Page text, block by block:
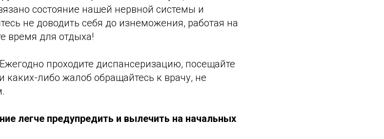
состояние нашей нервной системы и
не доводить себя до изнеможения, работая на
время для отдыха!
проходите диспансеризацию, посещайте
каких-либо жалоб обращайтесь к врачу, не
легче предупредить и вылечить на начальных